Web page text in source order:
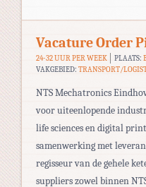
Vacature Order
24-32 UUR PER WEEK PLAATS:
VAKGEBIED: TRANSPORT/
NTS Mechatronics
voor uiteenlopende
life sciences en digital
samenwerking met
regisseur van de gehele
suppliers zowel binnen